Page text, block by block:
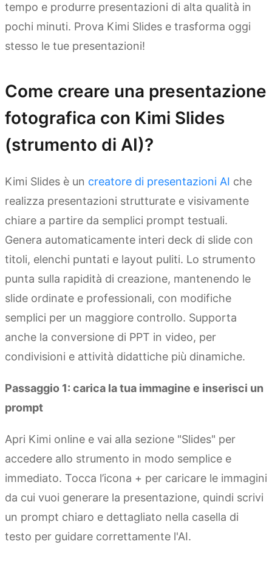
tempo e produrre presentazioni di alta qualità in
pochi minuti. Prova Kimi Slides e trasforma oggi
stesso le tue presentazioni!
Come creare una presentazione
fotografica con Kimi Slides
(strumento di AI)?
Kimi Slides è un creatore di presentazioni AI che
realizza presentazioni strutturate e visivamente
chiare a partire da semplici prompt testuali.
Genera automaticamente interi deck di slide con
titoli, elenchi puntati e layout puliti. Lo strumento
punta sulla rapidità di creazione, mantenendo le
slide ordinate e professionali, con modifiche
semplici per un maggiore controllo. Supporta
anche la conversione di PPT in video, per
condivisioni e attività didattiche più dinamiche.
Passaggio 1: carica la tua immagine e inserisci un
prompt
Apri Kimi online e vai alla sezione "Slides" per
accedere allo strumento in modo semplice e
immediato. Tocca l’icona + per caricare le immagini
da cui vuoi generare la presentazione, quindi scrivi
un prompt chiaro e dettagliato nella casella di
testo per guidare correttamente l'AI.